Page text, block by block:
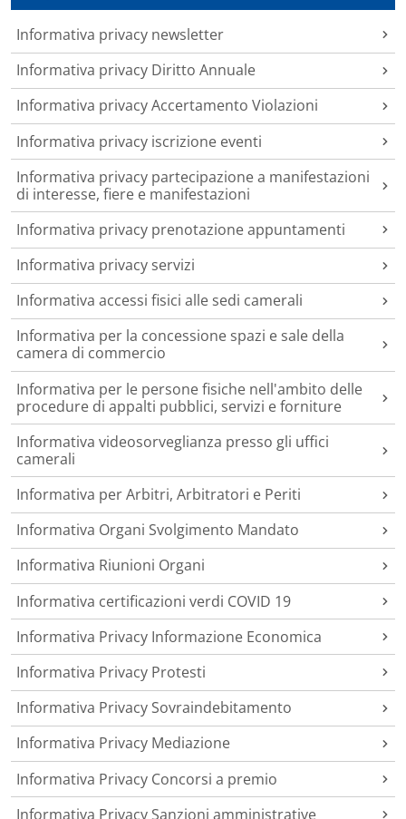
Informativa privacy newsletter
Informativa privacy Diritto Annuale
Informativa privacy Accertamento Violazioni
Informativa privacy iscrizione eventi
Informativa privacy partecipazione a manifestazioni
di interesse, fiere e manifestazioni
Informativa privacy prenotazione appuntamenti
Informativa privacy servizi
Informativa accessi fisici alle sedi camerali
Informativa per la concessione spazi e sale della
camera di commercio
Informativa per le persone fisiche nell'ambito delle
procedure di appalti pubblici, servizi e forniture
Informativa videosorveglianza presso gli uffici
camerali
Informativa per Arbitri, Arbitratori e Periti
Informativa Organi Svolgimento Mandato
Informativa Riunioni Organi
Informativa certificazioni verdi COVID 19
Informativa Privacy Informazione Economica
Informativa Privacy Protesti
Informativa Privacy Sovraindebitamento
Informativa Privacy Mediazione
Informativa Privacy Concorsi a premio
Informativa Privacy Sanzioni amministrative